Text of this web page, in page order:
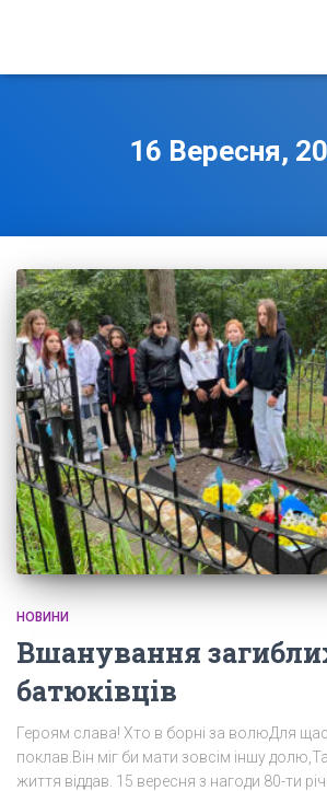
16 Вересня,
НОВИНИ
Вшанування
батюківців
Героям слава! Хто в борні за волюДля
поклав.Він міг би мати зовсім іншу
життя віддав. 15 вересня з нагоди 80-ти